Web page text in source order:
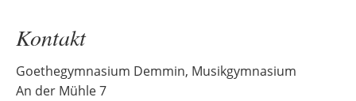
Kontakt
Goethegymnasium Demmin, Musikgymnasium
An der Mühle 7